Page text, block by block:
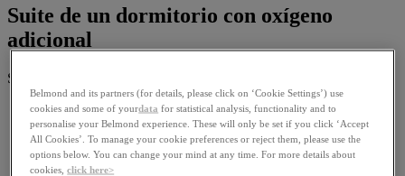
Suite de un dormitorio con oxígeno
adicional
Suites con oxígeno suplementario
1 cama king size, Capacidad: 3
49-71 m²
1 cama king size
Capacidad: 3
Belmond and its partners (for details, please click on ‘Cookie Settings’) use
cookies and some of yourdata for statistical analysis, functionality and to
personalise your Belmond experience. These will only be set if you click ‘Accept
All Cookies’. To manage your cookie preferences or reject them, please use the
options below. You can change your mind at any time. For more details about
cookies,click here>